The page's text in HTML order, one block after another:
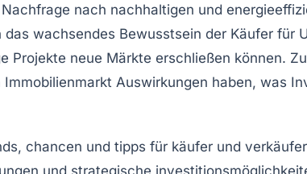
nach nachhaltigen und
das wachsendes Bewusstsein der Käufer
Projekte neue Märkte erschließen können.
Immobilienmarkt Auswirkungen haben, was